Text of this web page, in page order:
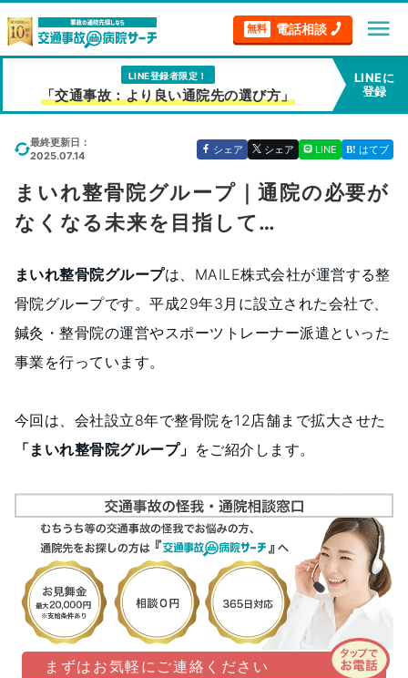
無料 電話相談 menu
LINE登録者限定！
「交通事故：より良い通院先の選び方」
LINEに
登録
最終更新日：
2025.07.14
シェア シェア LINE はてブ
まいれ整骨院グループ｜通院の必要が
なくなる未来を目指して…
まいれ整骨院グループは、MAILE株式会社が運営する整
骨院グループです。平成29年3月に設立された会社で、
鍼灸・整骨院の運営やスポーツトレーナー派遣といった
事業を行っています。
今回は、会社設立8年で整骨院を12店舗まで拡大させた
「まいれ整骨院グループ」 をご紹介します。
まずはお気軽にご連絡ください